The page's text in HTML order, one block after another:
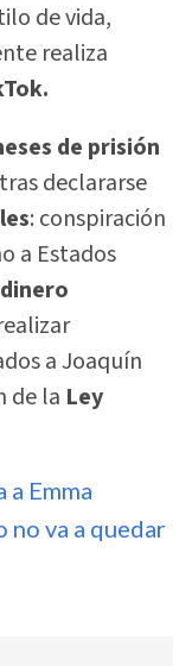
de vida,
realiza
de prisión
declararse
: conspiración
a Estados
a Joaquín
de la Ley
a Emma
no va a quedar